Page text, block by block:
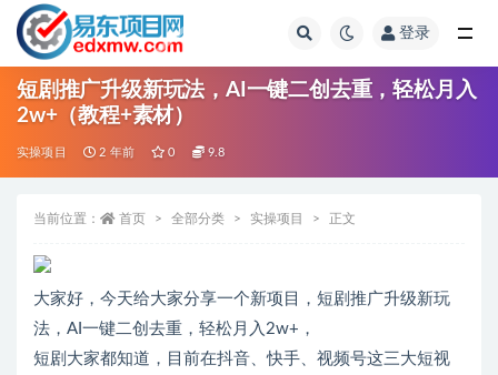
登录
短剧推广升级新玩法，AI一键二创去重，轻松月入
2w+（教程+素材）
实操项目 2 年前 0 9.8
当前位置： 首页 全部分类 实操项目 正文
大家好，今天给大家分享一个新项目，短剧推广升级新玩
法，AI一键二创去重，轻松月入2w+，
短剧大家都知道，目前在抖音、快手、视频号这三大短视